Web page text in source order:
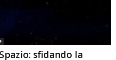
sfidando la